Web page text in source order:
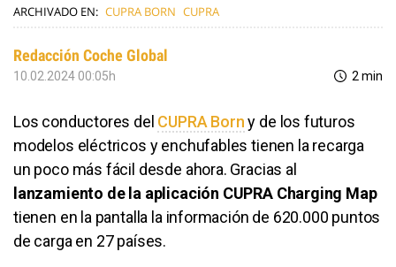
ARCHIVADO EN: CUPRA BORN CUPRA
Redacción Coche Global
10.02.2024 00:05h 2 min
Los conductores del CUPRA Borny de los futuros
modelos eléctricos y enchufables tienen la recarga
un poco más fácil desde ahora. Gracias al
lanzamiento de la aplicación CUPRA Charging Map
tienen en la pantalla la información de 620.000 puntos
de carga en 27 países.